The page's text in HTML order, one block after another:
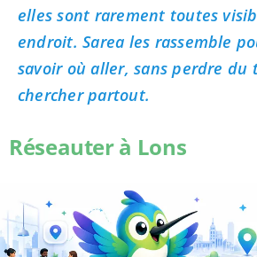
elles sont rarement toutes
endroit. Sarea les rassemble
savoir où aller, sans perdre du
chercher partout.
Réseauter à Lons